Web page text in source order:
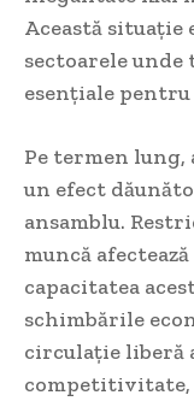
Această situație
sectoarele
esențiale
Pe termen
un efect
ansamblu.
muncă
capacitatea
schimbările
circulație liberă
competitivitate,